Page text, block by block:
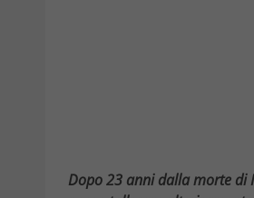
Dopo 23 anni dalla morte di